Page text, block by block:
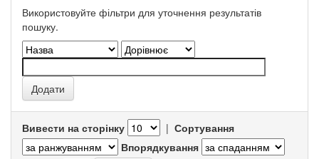
Використовуйте фільтри для уточнення результатів
пошуку.
Вивести на сторінку | Сортування
Впорядкування